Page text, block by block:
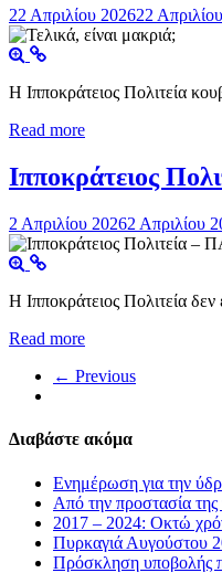
22 Απριλίου 202622
Η Ιπποκράτειος Πολιτεία
Read more
Ιπποκράτειος
2 Απριλίου 20262 Απριλίου
Η Ιπποκράτειος Πολιτεία δεν
Read more
← Previous
Διαβάστε ακόμα
Ενημέρωση για την
Από την προστασία της
2017 – 2024: Οκτώ
Πυρκαγιά Αυγούστου
Πρόσκληση υποβολής